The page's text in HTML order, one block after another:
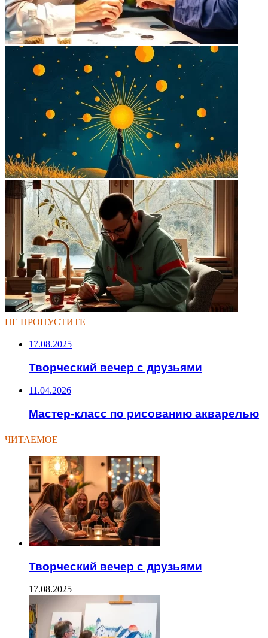
НЕ ПРОПУСТИТЕ
17.08.2025
Творческий вечер с друзьями
11.04.2026
Мастер-класс по рисованию акварелью
ЧИТАЕМОЕ
Творческий вечер с друзьями
17.08.2025